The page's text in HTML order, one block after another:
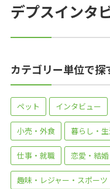
デプスインタ
カテゴリー単位で探
ペット インタビュー
小売・外食 暮らし・
仕事・就職 恋愛・結
趣味・レジャー・スポーツ